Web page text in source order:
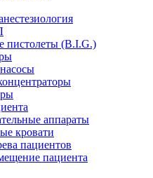
пистолеты (B.I.G.)
аппараты
кровати
пациентов
пациента